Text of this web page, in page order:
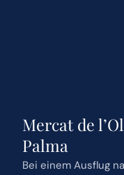
Mercat de
Palma
Bei einem Ausflug